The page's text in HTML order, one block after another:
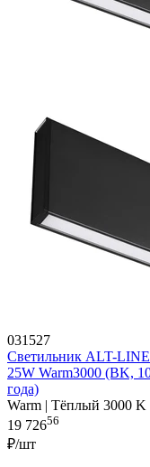
031527
Светильник ALT-
25W Warm3000 (BK,
года)
Warm | Тёплый 3000 K
19 72656
₽/шт